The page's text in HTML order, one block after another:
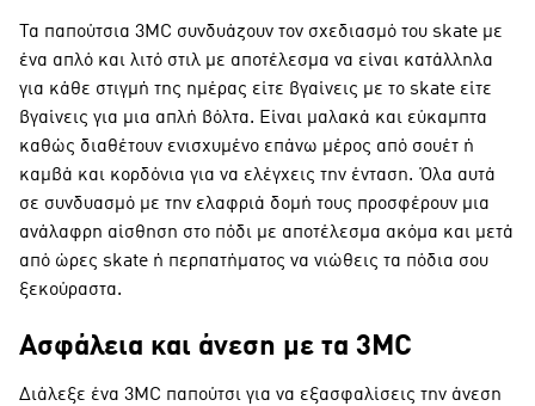
Τα παπούτσια 3MC συνδυάζουν τον σχεδιασμό του skate με
ένα απλό και λιτό στιλ με αποτέλεσμα να είναι κατάλληλα
για κάθε στιγμή της ημέρας είτε βγαίνεις με το skate είτε
βγαίνεις για μια απλή βόλτα. Είναι μαλακά και εύκαμπτα
καθώς διαθέτουν ενισχυμένο επάνω μέρος από σουέτ ή
καμβά και κορδόνια για να ελέγχεις την ένταση. Όλα αυτά
σε συνδυασμό με την ελαφριά δομή τους προσφέρουν μια
ανάλαφρη αίσθηση στο πόδι με αποτέλεσμα ακόμα και μετά
από ώρες skate ή περπατήματος να νιώθεις τα πόδια σου
ξεκούραστα.
Ασφάλεια και άνεση με τα 3MC
Διάλεξε ένα 3MC παπούτσι για να εξασφαλίσεις την άνεση